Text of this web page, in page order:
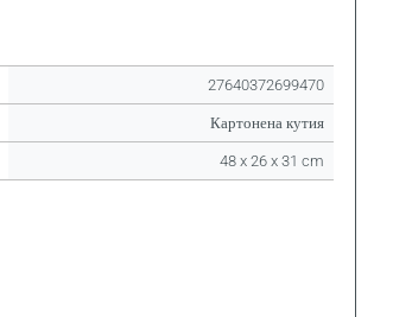
27640372699470
Картонена кутия
48 x 26 x 31 cm